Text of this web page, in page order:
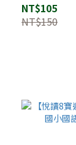
NT$105
NT$150